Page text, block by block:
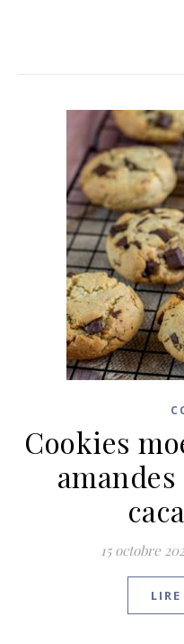
Cookies
15 octobre